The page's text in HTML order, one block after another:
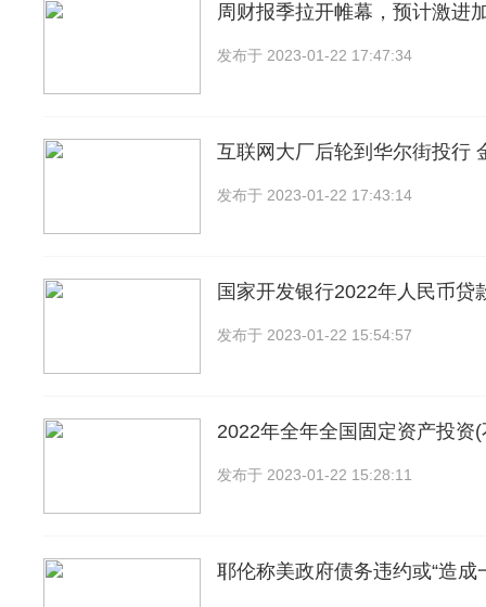
周财报季拉开帷幕，预计激进
发布于 2023-01-22 17:47:34
互联网大厂后轮到华尔街投行
发布于 2023-01-22 17:43:14
国家开发银行2022年人民币贷
发布于 2023-01-22 15:54:57
2022年全年全国固定资产投资
发布于 2023-01-22 15:28:11
耶伦称美政府债务违约或“造成